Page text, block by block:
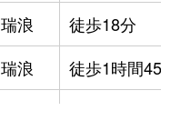
瑞浪
徒歩18分
瑞浪
徒歩1時間45分